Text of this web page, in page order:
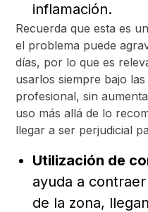
inflamación.
Recuerda que esta es
el problema puede
días, por lo que es
usarlos siempre bajo
profesional, sin
uso más allá de lo
llegar a ser perjudicial
Utilización de
ayuda a
de la zona,